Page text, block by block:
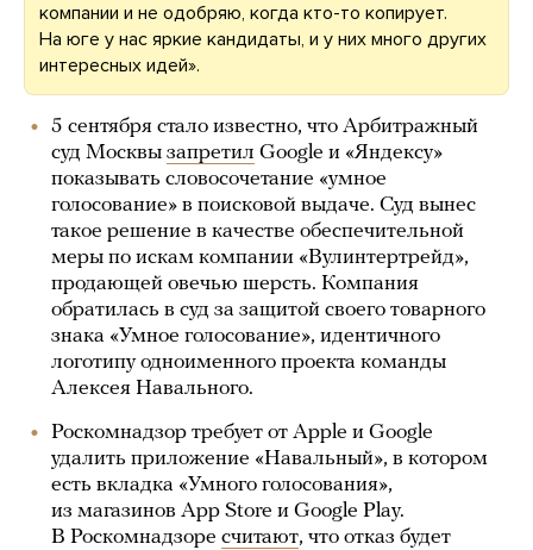
компании и не одобряю, когда кто-то копирует.
На юге у нас яркие кандидаты, и у них много других
интересных идей».
5 сентября стало известно, что Арбитражный
суд Москвы запретил Google и «Яндексу»
показывать словосочетание «умное
голосование» в поисковой выдаче. Суд вынес
такое решение в качестве обеспечительной
меры по искам компании «Вулинтертрейд»,
продающей овечью шерсть. Компания
обратилась в суд за защитой своего товарного
знака «Умное голосование», идентичного
логотипу одноименного проекта команды
Алексея Навального.
Роскомнадзор требует от Apple и Google
удалить приложение «Навальный», в котором
есть вкладка «Умного голосования»,
из магазинов App Store и Google Play.
В Роскомнадзоре считают, что отказ будет